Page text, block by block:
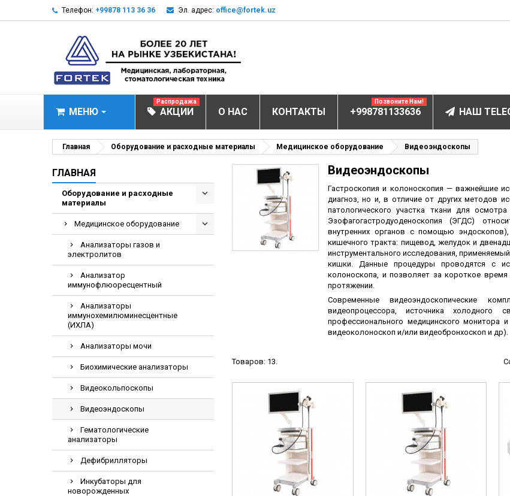
Телефон: +99878 113 36 36 Эл. адрес: office@fortek.uz
МЕНЮ
МЕДИЦИНСКОЕ ОБОРУДОВАНИЕ
Анализаторы газов и электролитов
Анализатор иммунофлюоресцентный
Анализаторы иммунохемилюминесцентные (ИХЛА)
Анализаторы мочи
Биохимические анализаторы
Гематологические анализаторы
Инкубаторы для новорожденных
Коагулометрия
ЛОР-Комбайны
Насосы шприцевые и инфузионные
Рентгеновское оборудование и маммографы
Тракционные кровати
АКЦИИ
Распродажа
О НАС КОНТАКТЫ +998781133636
Позвоните Нам!
НАШ
Главная Оборудование и расходные материалы Медицинское оборудование Видеоэндоскопы
ГЛАВНАЯ
Оборудование и расходные
материалы
Медицинское оборудование
Анализаторы газов и
электролитов
Анализатор
иммунофлюоресцентный
Анализаторы
иммунохемилюминесцентные
(ИХЛА)
Анализаторы мочи
Биохимические анализаторы
Видеокольпоскопы
Видеоэндоскопы
Гематологические
анализаторы
Дефибрилляторы
Инкубаторы для
новорожденных
Видеоэндоскопы
Гастроскопия и колоноскопия — важнейшие
диагноз, но и, в отличие от других методов
патологического участка ткани для
Эзофагогастродуоденоскопия (ЭГДС)
внутренних органов с помощью
кишечного тракта: пищевод, желудок и
инструментального исследования,
кишки. Данные процедуры проводятся с
колоноскопа, и позволяет за короткое
протяжении.
Современные видеоэндоскопические
видеопроцессора, источника холодного
профессионального медицинского монитора
видеоколоноскоп и/или видеобронхоскоп и др).
Товаров: 13.